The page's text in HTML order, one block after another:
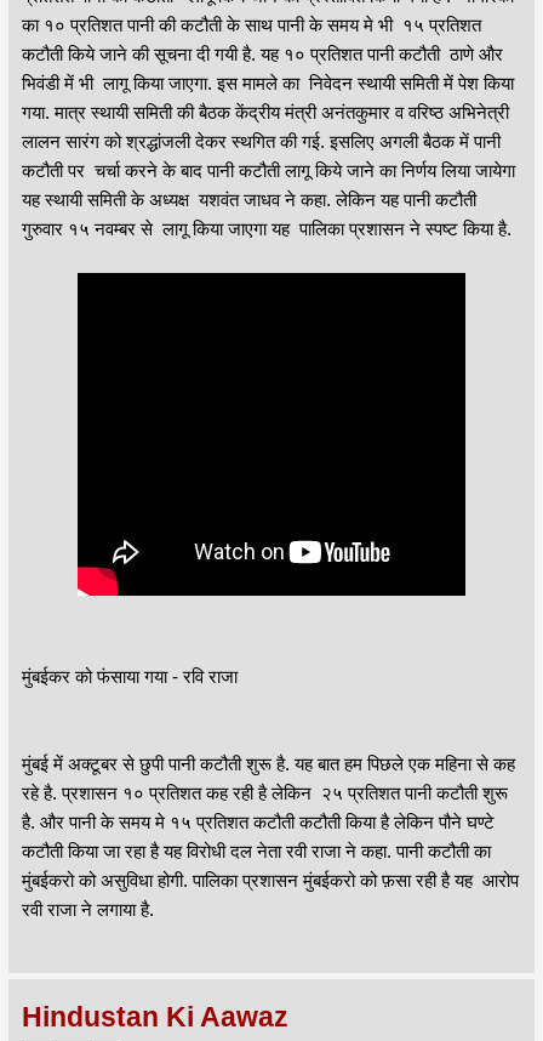
का १० प्रतिशत पानी की कटौती के साथ पानी के समय मे भी १५ प्रतिशत
कटौती किये जाने की सूचना दी गयी है. यह १० प्रतिशत पानी कटौती ठाणे और
भिवंडी में भी लागू किया जाएगा. इस मामले का निवेदन स्थायी समिती में पेश किया
गया. मात्र स्थायी समिती की बैठक केंद्रीय मंत्री अनंतकुमार व वरिष्ठ अभिनेत्री
लालन सारंग को श्रद्धांजली देकर स्थगित की गई. इसलिए अगली बैठक में पानी
कटौती पर चर्चा करने के बाद पानी कटौती लागू किये जाने का निर्णय लिया जायेगा
यह स्थायी समिती के अध्यक्ष यशवंत जाधव ने कहा. लेकिन यह पानी कटौती
गुरुवार १५ नवम्बर से लागू किया जाएगा यह पालिका प्रशासन ने स्पष्ट किया है.
मुंबईकर को फंसाया गया - रवि राजा
मुंबई में अक्टूबर से छुपी पानी कटौती शुरू है. यह बात हम पिछले एक महिना से कह
रहे है. प्रशासन १० प्रतिशत कह रही है लेकिन २५ प्रतिशत पानी कटौती शुरू
है. और पानी के समय मे १५ प्रतिशत कटौती कटौती किया है लेकिन पौने घण्टे
कटौती किया जा रहा है यह विरोधी दल नेता रवी राजा ने कहा. पानी कटौती का
मुंबईकरो को असुविधा होगी. पालिका प्रशासन मुंबईकरो को फ़सा रही है यह आरोप
रवी राजा ने लगाया है.
Hindustan Ki Aawaz